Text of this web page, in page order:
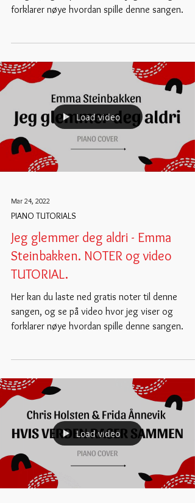
Her kan du laste ned gratis noter til denne
forklarer nøye hvordan spille denne sangen.
Load video
Mar 24, 2022
PIANO TUTORIALS
Jeg glemmer deg aldri - Emma
Steinbakken. NOTER og video
TUTORIAL.
Her kan du laste ned gratis noter til denne
forklarer nøye hvordan spille denne sangen.
Load video